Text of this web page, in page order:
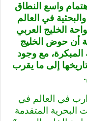
واسع النطاق
في العالم
الخليج العربي
أن حوض الخليج
المبكرة، مع وجود
إلى ما يقرب
في العالم في
البحرية المتقدمة